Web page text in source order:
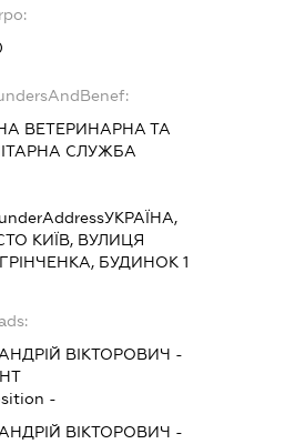
ВЕТЕРИНАРНА ТА
СЛУЖБА
УКРАЇНА,
КИЇВ, ВУЛИЦЯ
БУДИНОК 1
ВІКТОРОВИЧ -
-
ВІКТОРОВИЧ -